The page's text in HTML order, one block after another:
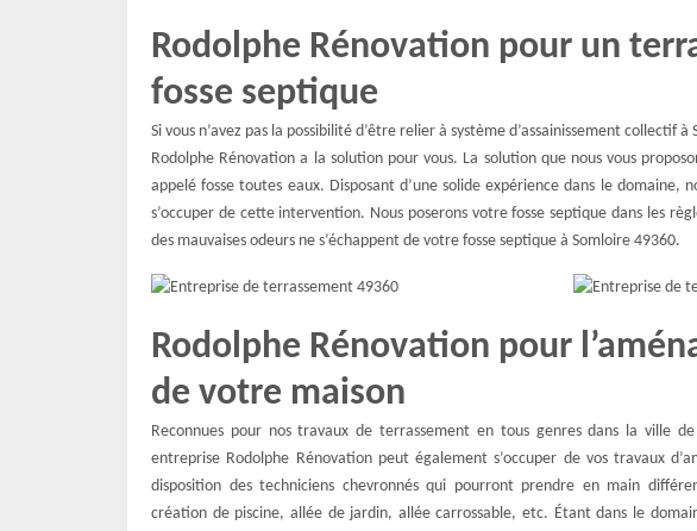
Rodolphe Rénovation pour un
fosse septique
Si vous n’avez pas la possibilité d’être relier à système d’assainissement collectif
Rodolphe Rénovation a la solution pour vous. La solution que nous vous
appelé fosse toutes eaux. Disposant d’une solide expérience dans le domaine,
s’occuper de cette intervention. Nous poserons votre fosse septique dans les
des mauvaises odeurs ne s’échappent de votre fosse septique à Somloire 49360.
Rodolphe Rénovation pour
de votre maison
Reconnues pour nos travaux de terrassement en tous genres dans la ville
entreprise Rodolphe Rénovation peut également s’occuper de vos travaux
disposition des techniciens chevronnés qui pourront prendre en main
création de piscine, allée de jardin, allée carrossable, etc. Étant dans le